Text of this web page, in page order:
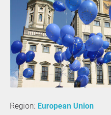
Region: European Union